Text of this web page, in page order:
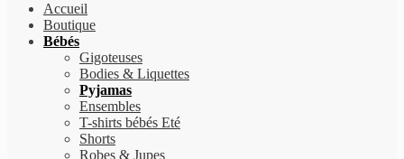
Accueil
Boutique
Bébés
Gigoteuses
Bodies & Liquettes
Pyjamas
Ensembles
T-shirts bébés Eté
Shorts
Robes & Jupes